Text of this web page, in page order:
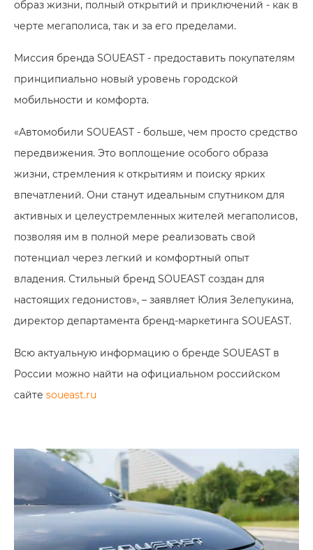
образ жизни, полный открытий и приключений - как в
черте мегаполиса, так и за его пределами.
Миссия бренда SOUEAST - предоставить покупателям
принципиально новый уровень городской
мобильности и комфорта.
«Автомобили SOUEAST - больше, чем просто средство
передвижения. Это воплощение особого образа
жизни, стремления к открытиям и поиску ярких
впечатлений. Они станут идеальным спутником для
активных и целеустремленных жителей мегаполисов,
позволяя им в полной мере реализовать свой
потенциал через легкий и комфортный опыт
владения. Стильный бренд SOUEAST создан для
настоящих гедонистов», – заявляет Юлия Зелепукина,
директор департамента бренд-маркетинга SOUEAST.
Всю актуальную информацию о бренде SOUEAST в
России можно найти на официальном российском
сайте soueast.ru